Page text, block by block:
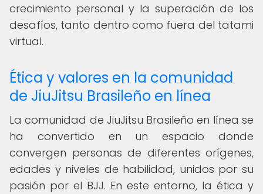
crecimiento personal y la superación de los
desafíos, tanto dentro como fuera del tatami
virtual.
Ética y valores en la comunidad
de JiuJitsu Brasileño en línea
La comunidad de JiuJitsu Brasileño en línea se
ha convertido en un espacio donde
convergen personas de diferentes orígenes,
edades y niveles de habilidad, unidos por su
pasión por el BJJ. En este entorno, la ética y